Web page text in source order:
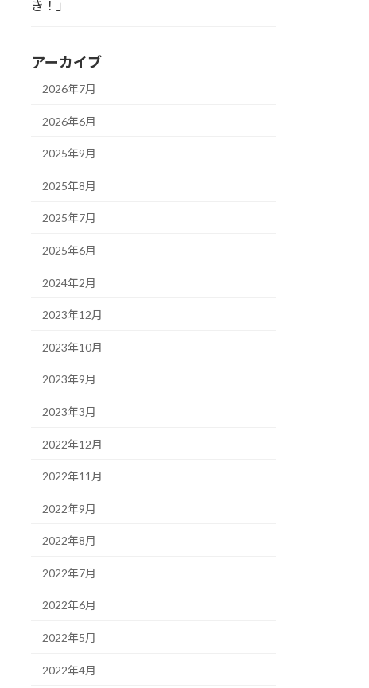
き！」
アーカイブ
2026年7月
2026年6月
2025年9月
2025年8月
2025年7月
2025年6月
2024年2月
2023年12月
2023年10月
2023年9月
2023年3月
2022年12月
2022年11月
2022年9月
2022年8月
2022年7月
2022年6月
2022年5月
2022年4月